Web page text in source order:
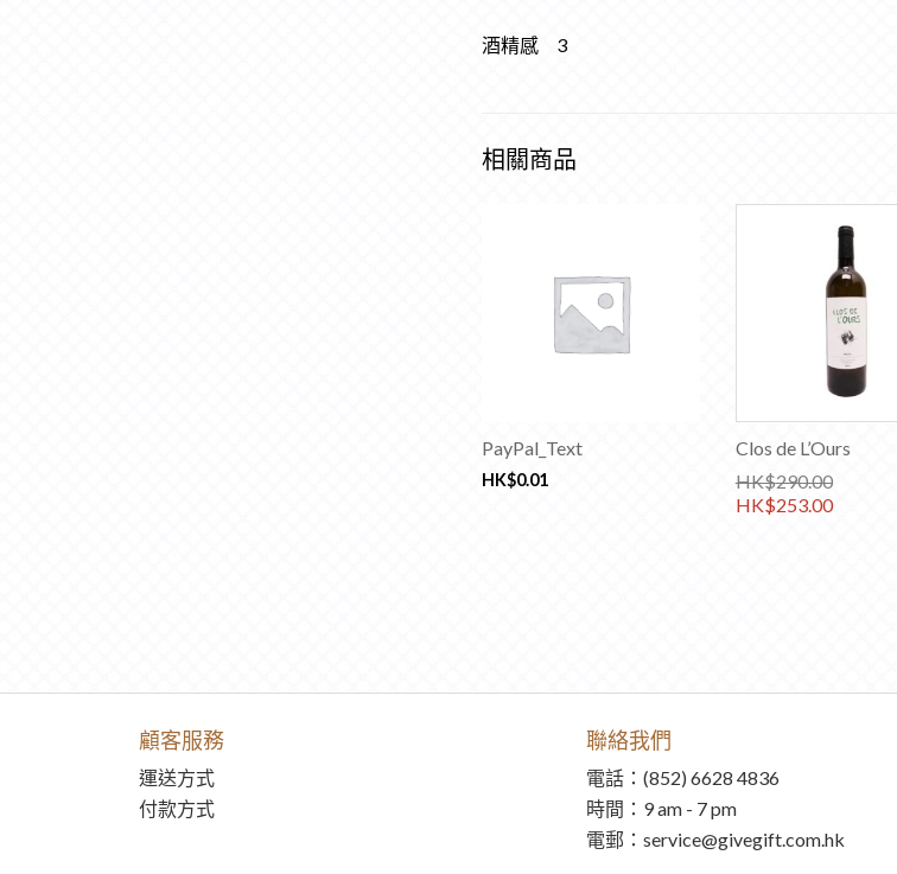
酒精感 3
相關商品
PayPal_Text
HK$0.01
Clos de L’Ours
HK$290.00
HK$253.00
顧客服務
運送方式
付款方式
聯絡我們
電話：(852) 6628 4836
時間：9 am - 7 pm
電郵：service@givegift.com.hk